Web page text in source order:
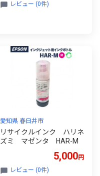
レビュー (0件)
愛知県 春日井市
リサイクルインク ハリネ
ズミ マゼンタ HAR-M
5,000円
レビュー (0件)